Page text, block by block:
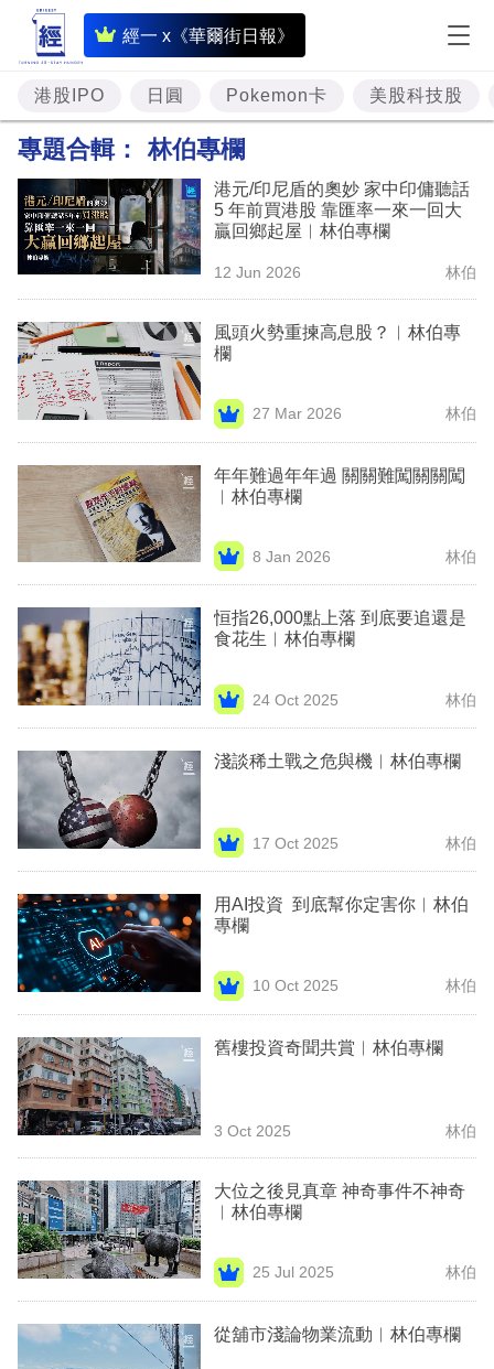
經一 x《華爾街日報》
即
時
財
經
題
投
資
樓
市
理
商
業
科
技
職
場
生
時
事
欄
訂
閱
區
港股IPO 日圓 Pokemon卡 美股科技股
專題合輯： 林伯專欄
港元/印尼盾的奧妙 家中印傭聽話
5 年前買港股 靠匯率一來一回大
贏回鄉起屋︳林伯專欄
12 Jun 2026 林伯
風頭火勢重揀高息股？︳林伯專
欄
27 Mar 2026 林伯
年年難過年年過 關關難闖關關闖
︳林伯專欄
8 Jan 2026 林伯
恒指26,000點上落 到底要追還是
食花生︳林伯專欄
24 Oct 2025 林伯
淺談稀土戰之危與機︳林伯專欄
17 Oct 2025 林伯
用AI投資 到底幫你定害你︳林伯
專欄
10 Oct 2025 林伯
舊樓投資奇聞共賞︳林伯專欄
3 Oct 2025 林伯
大位之後見真章 神奇事件不神奇
︳林伯專欄
25 Jul 2025 林伯
從舖市淺論物業流動︳林伯專欄